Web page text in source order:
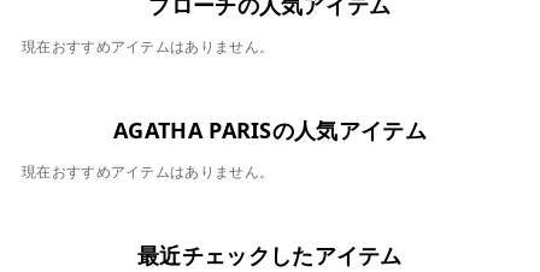
現在おすすめアイテムはありません。
AGATHA PARISの人気アイテム
現在おすすめアイテムはありません。
最近チェックしたアイテム